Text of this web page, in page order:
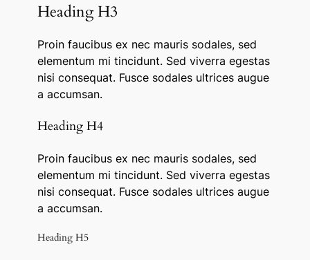
Heading H3
Proin faucibus ex nec mauris sodales, sed
elementum mi tincidunt. Sed viverra egestas
nisi consequat. Fusce sodales ultrices augue
a accumsan.
Heading H4
Proin faucibus ex nec mauris sodales, sed
elementum mi tincidunt. Sed viverra egestas
nisi consequat. Fusce sodales ultrices augue
a accumsan.
Heading H5